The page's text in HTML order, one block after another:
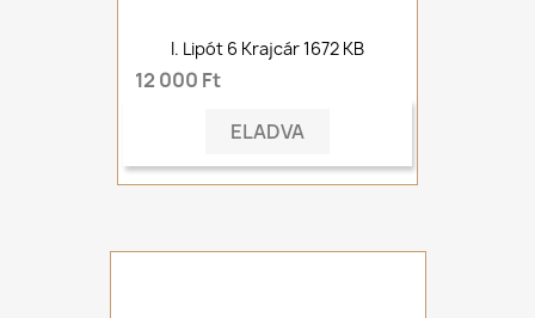
I. Lipót 6 Krajcár 1672 KB
12 000 Ft
ELADVA